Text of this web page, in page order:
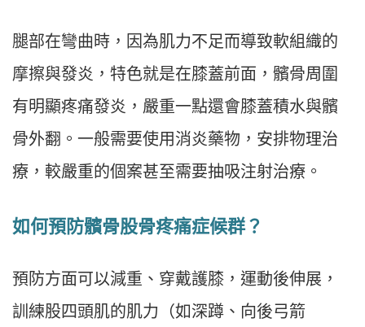
腿部在彎曲時，因為肌力不足而導致軟組織的
摩擦與發炎，特色就是在膝蓋前面，髕骨周圍
有明顯疼痛發炎，嚴重一點還會膝蓋積水與髕
骨外翻。一般需要使用消炎藥物，安排物理治
療，較嚴重的個案甚至需要抽吸注射治療。
如何預防髕骨股骨疼痛症候群？
預防方面可以減重、穿戴護膝，運動後伸展，
訓練股四頭肌的肌力（如深蹲、向後弓箭